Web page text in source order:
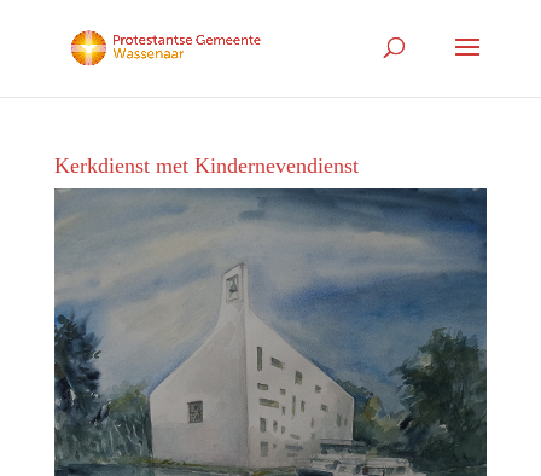
Kerkdienst met Kindernevendienst